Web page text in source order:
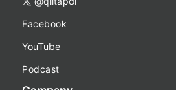
Facebook
YouTube
Podcast